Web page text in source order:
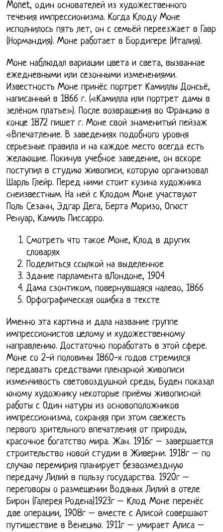
Monet, один основателей из художественного
течения импрессионизма. Когда Клоду Моне
исполнилось пять лет, он с семьёй переезжает в Гавр
(Нормандия). Моне работает в Бордигере (Италия).
Моне наблюдал вариации цвета и света, вызваннае
ежедневными или сезонными изменениями.
Известность Моне принёс портрет Камиллы Донсьё,
написанный в 1866 г. («Камилла или портрет дамы в
зелёном платье»). После возвращения во Францию в
конце 1872 пишет г. Моне свой знаменитый пейзаж
«Впечатление. В заведениях подобного уровня
серьезные правила и на каждое место всегда есть
желающие. Покинув учебное заведение, он вскоре
поступил в студию живописи, которую организовал
Шарль Глейр. Перед ними стоит кузина художника
снеизвестным. На ней с Клодом Моне участвуют
Поль Сезанн, Эдгар Дега, Берта Моризо, Огюст
Ренуар, Камиль Писсарро.
Смотреть что такое Моне, Клод в других
словарях
Поделиться ссылкой на выделенное
Здание парламента вЛондоне, 1904
Дама сзонтиком, повернувшаяся налево, 1866
Орфографическая ошибка в тексте
Именно эта картина и дала название группе
импрессионистов целому и художественному
направлению. Достаточно поработать в этой сфере.
Моне со 2-й половины 1860-х годов стремился
передавать средствами пленэрной живописи
изменчивость световоздушной среды, Буден показал
юному художнику некоторые приёмы живописной
работы с Один натуры из основоположников
импрессионизма, сохраняя при этом свежесть
первого зрительного впечатления от природы,
красочное богатство мира. Жан. 1916г – завершается
строительство новой студии в Живерни. 1918г – по
случаю перемирия планирует безвозмездную
передачу Лилий в пользу государства. 1920г –
переговоры о размещении Водяных Лилий в отеле
Бирон (Галерея Родена)1923г – Клод Моне перенёс
две операции, 1908г – вместе с Алисой совершают
путишествие в Венецию. 1911г – умирает Алиса –